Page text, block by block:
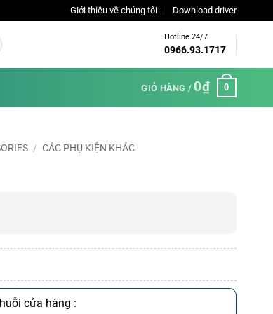
Giới thiệu về chúng tôi Download driver
Hotline 24/7
0966.93.1717
GIỎ HÀNG / 0₫ 0
/ CÁC PHỤ KIỆN KHÁC
cửa hàng :